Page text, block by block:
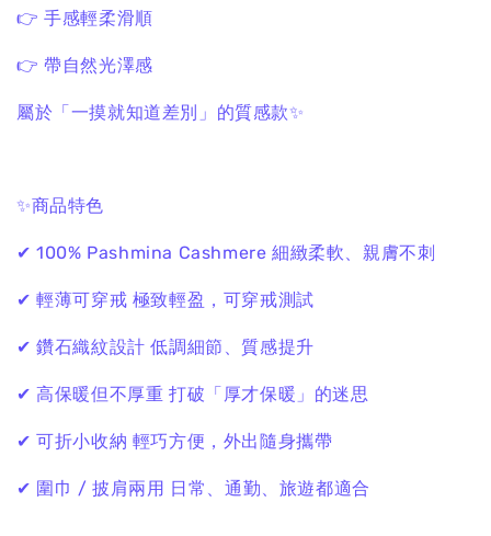
👉 手感輕柔滑順
👉 帶自然光澤感
屬於「一摸就知道差別」的質感款✨
✨商品特色
✔ 100% Pashmina Cashmere細緻柔軟、親膚不刺
✔ 輕薄可穿戒 極致輕盈，可穿戒測試
✔ 鑽石織紋設計低調細節、質感提升
✔ 高保暖但不厚重 打破「厚才保暖」的迷思
✔ 可折小收納 輕巧方便，外出隨身攜帶
✔ 圍巾 / 披肩兩用 日常、通勤、旅遊都適合